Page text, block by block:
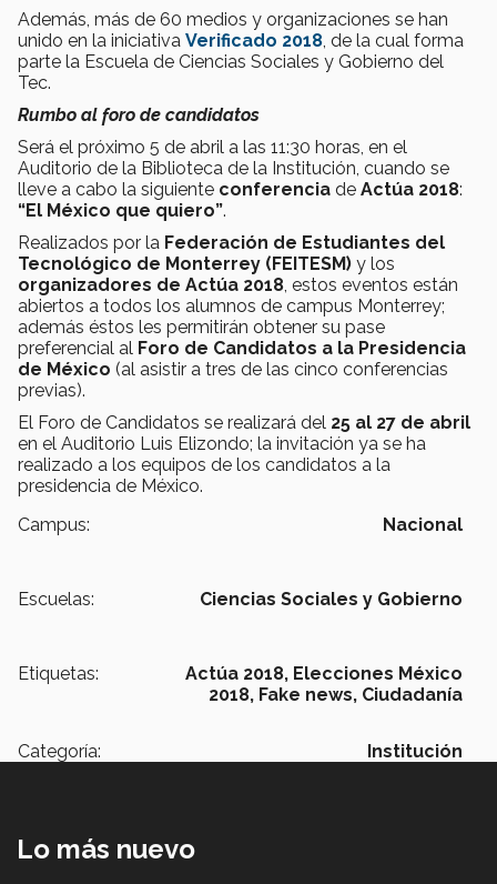
Además, más de 60 medios y organizaciones se han
unido en la iniciativa Verificado 2018, de la cual forma
parte la Escuela de Ciencias Sociales y Gobierno del
Tec.
Rumbo al foro de candidatos
Será el próximo 5 de abril a las 11:30 horas, en el
Auditorio de la Biblioteca de la Institución, cuando se
lleve a cabo la siguiente conferencia de Actúa 2018:
“El México que quiero”.
Realizados por la Federación de Estudiantes del
Tecnológico de Monterrey (FEITESM) y los
organizadores de Actúa 2018, estos eventos están
abiertos a todos los alumnos de campus Monterrey;
además éstos les permitirán obtener su pase
preferencial al Foro de Candidatos a la Presidencia
de México (al asistir a tres de las cinco conferencias
previas).
El Foro de Candidatos se realizará del 25 al 27 de abril
en el Auditorio Luis Elizondo; la invitación ya se ha
realizado a los equipos de los candidatos a la
presidencia de México.
Campus:
Nacional
Escuelas: Ciencias Sociales y Gobierno
Etiquetas: Actúa 2018, Elecciones México
2018, Fake news, Ciudadanía
Categoría: Institución
Lo más nuevo